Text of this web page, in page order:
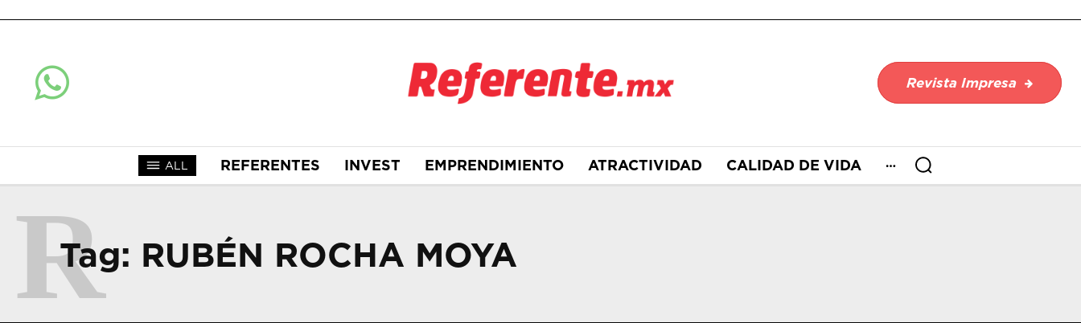
Revista Impresa
ALL REFERENTES INVEST EMPRENDIMIENTO ATRACTIVIDAD CALIDAD DE VIDA
Tag: RUBÉN ROCHA MOYA
R